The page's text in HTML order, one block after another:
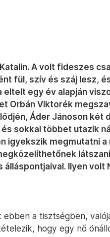
A volt fideszes
fül, szív és száj lesz,
egy év alapján
Orbán Viktorék
Áder Jánoson két
sokkal többet utazik
igyekszik megmutatni a
Ilyen volt
a tisztségben,
hogy egy nő